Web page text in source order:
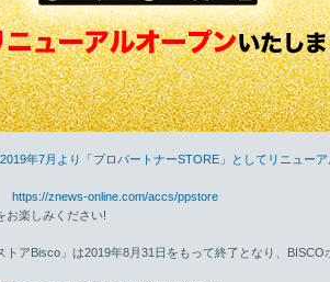
年7月より「プロパートナーSTORE」としてリニュー
https://znews-online.com/accs/ppstore
お楽しみください!
アBisco」は2019年8月31日をもって終了となり、